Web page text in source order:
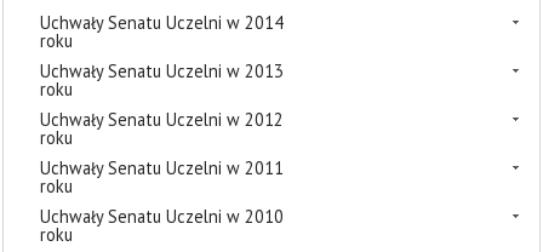
Uchwały Senatu Uczelni w 2014
roku
Uchwały Senatu Uczelni w 2013
roku
Uchwały Senatu Uczelni w 2012
roku
Uchwały Senatu Uczelni w 2011
roku
Uchwały Senatu Uczelni w 2010
roku